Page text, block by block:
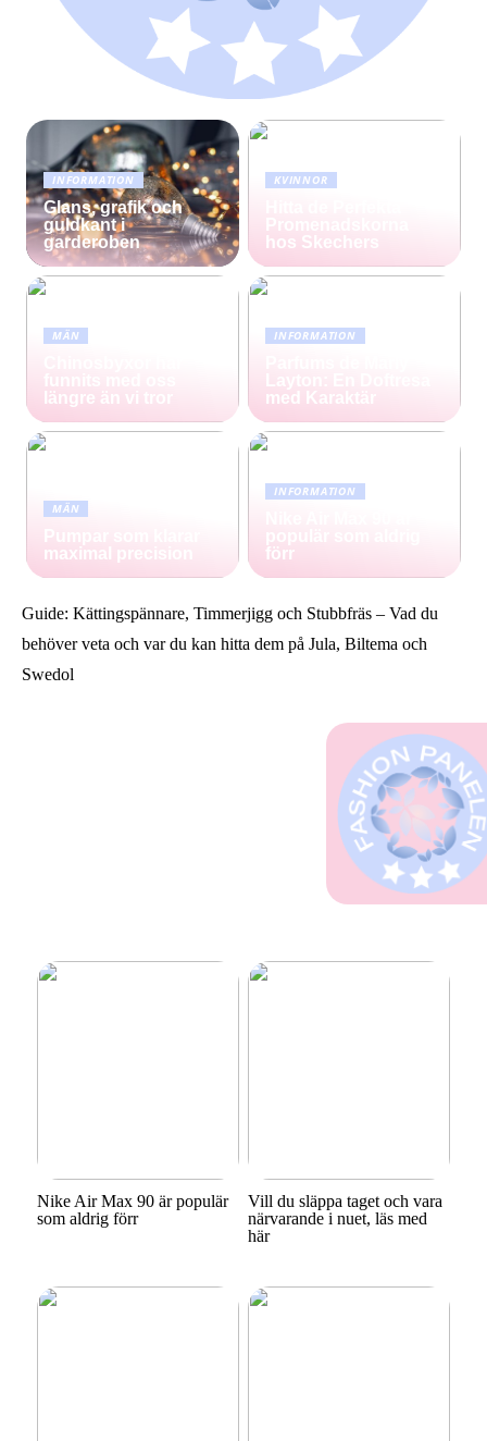
INFORMATION
Glans, grafik och
guldkant i
garderoben
KVINNOR
Promenadskorna
hos Skechers
MÄN
funnits med oss
längre än vi tror
INFORMATION
med Karaktär
MÄN
Pumpar som klarar
maximal precision
INFORMATION
förr
Guide: Kättingspännare, Timmerjigg och Stubbfräs – Vad du
behöver veta och var du kan hitta dem på Jula, Biltema och
Swedol
Nike Air Max 90 är populär
som aldrig förr
Vill du släppa taget och vara
närvarande i nuet, läs med
här